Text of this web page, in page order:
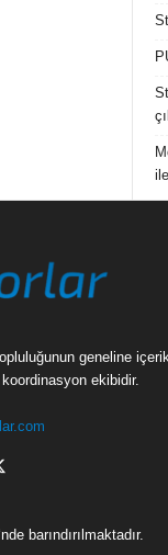
geneline
ekibidir.
barındırılmaktadır.